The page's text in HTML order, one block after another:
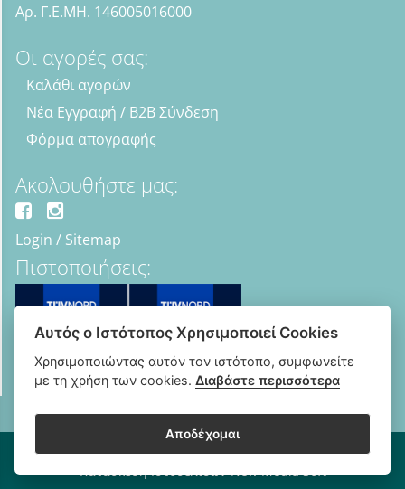
Αρ. Γ.Ε.ΜΗ. 146005016000
Οι αγορές σας:
Καλάθι αγορών
Νέα Εγγραφή / B2B Σύνδεση
Φόρμα απογραφής
Ακολουθήστε μας:
Login / Sitemap
Πιστοποιήσεις:
Copyright © 2018 - 2026 B2B Οπτικά - Optipharma e-shop
Κατασκευή Ιστοσελίδων New Media Soft
Αυτός ο Ιστότοπος Χρησιμοποιεί Cookies
Χρησιμοποιώντας αυτόν τον ιστότοπο, συμφωνείτε
με τη χρήση των cookies.Διαβάστε περισσότερα
Αποδέχομαι